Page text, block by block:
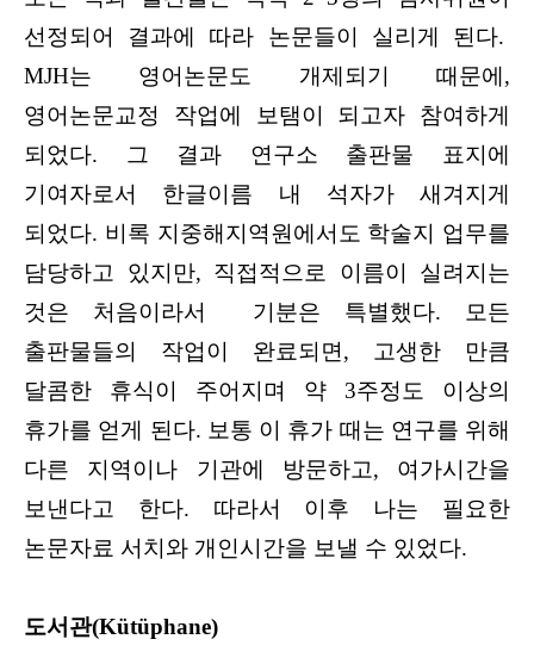
선정되어 결과에 따라 논문들이 실리게 된다.
MJH는 영어논문도 개제되기 때문에,
영어논문교정 작업에 보탬이 되고자 참여하게
되었다. 그 결과 연구소 출판물 표지에
기여자로서 한글이름 내 석자가 새겨지게
되었다. 비록 지중해지역원에서도 학술지 업무를
담당하고 있지만, 직접적으로 이름이 실려지는
것은 처음이라서 기분은 특별했다. 모든
출판물들의 작업이 완료되면, 고생한 만큼
달콤한 휴식이 주어지며 약 3주정도 이상의
휴가를 얻게 된다. 보통 이 휴가 때는 연구를 위해
다른 지역이나 기관에 방문하고, 여가시간을
보낸다고 한다. 따라서 이후 나는 필요한
논문자료 서치와 개인시간을 보낼 수 있었다.
도서관(Kütüphane)